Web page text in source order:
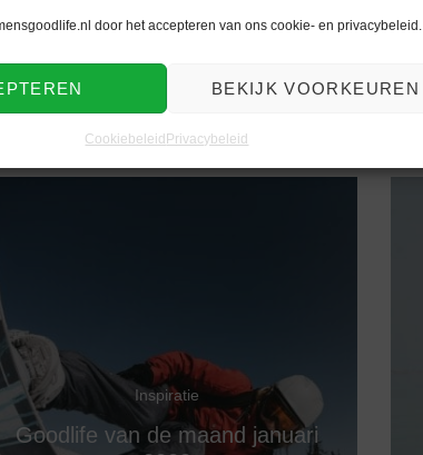
door het accepteren van ons cookie- en privacybeleid.
BEKIJK VOORKEUREN
Cookiebeleid Privacybeleid
Inspiratie
Goodlife van de maand januari